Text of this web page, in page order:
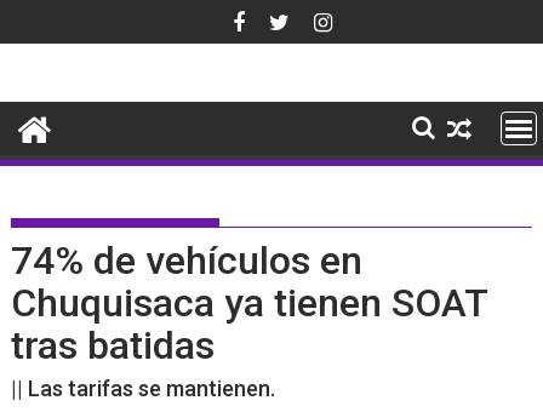
al
74% de vehículos en
Chuquisaca ya tienen SOAT
tras batidas
|| Las tarifas se mantienen.